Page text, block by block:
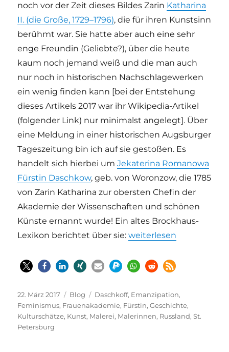
noch vor der Zeit dieses Bildes Zarin Katharina
II. (die Große, 1729–1796), die für ihren Kunstsinn
berühmt war. Sie hatte aber auch eine sehr
enge Freundin (Geliebte?), über die heute
kaum noch jemand weiß und die man auch
nur noch in historischen Nachschlagewerken
ein wenig finden kann [bei der Entstehung
dieses Artikels 2017 war ihr Wikipedia-Artikel
(folgender Link) nur minimalst angelegt]. Über
eine Meldung ineiner historischen Augsburger
Tageszeitung bin ich auf sie gestoßen. Es
handelt sich hierbei umJekaterina Romanowa
Fürstin Daschkow, geb. von Woronzow, die 1785
von Zarin Katharina zur obersten Chefin der
Akademie der Wissenschaften und schönen
Künste ernannt wurde! Ein altes Brockhaus-
Lexikon berichtet über sie: „Vergessene
weiterlesen
Veröffentlicht
am
22. März 2017 Kategorien
Blog Schlagwörter
Daschkoff, Emanzipation,
Feminismus, Frauenakademie, Fürstin,Geschichte,
Kulturschätze, Kunst, Malerei, Malerinnen, Russland,St.
Petersburg